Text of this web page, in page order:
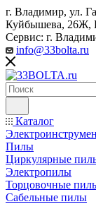
г. Владимир, ул.
Куйбышева, 26Ж,
Сервис: г.
info@33bolta.ru
Каталог
Пилы
Циркулярные
Электропилы
Торцовочные
Сабельные пилы